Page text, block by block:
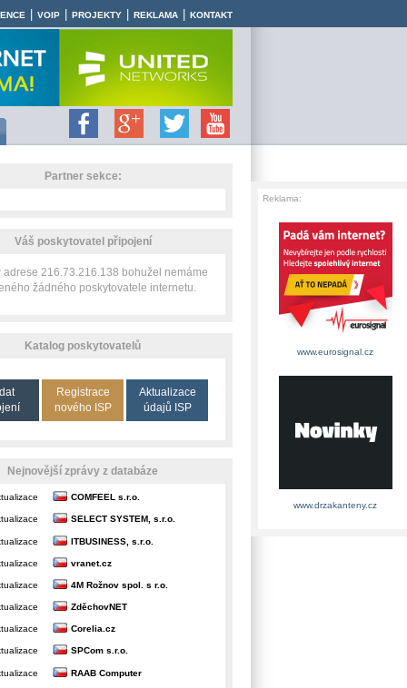
VOIP PROJEKTY REKLAMA KONTAKT
Partner sekce:
Váš poskytovatel připojení
adrese 216.73.216.138 bohužel nemáme
žádného poskytovatele internetu.
Katalog poskytovatelů
Registrace
nového ISP
Aktualizace
údajů ISP
Nejnovější zprávy z databáze
COMFEEL s.r.o.
SELECT SYSTEM, s.r.o.
ITBUSINESS, s.r.o.
vranet.cz
4M Rožnov spol. s r.o.
ZděchovNET
Corelia.cz
SPCom s.r.o.
RAAB Computer
Reklama:
www.eurosignal.cz
www.drzakanteny.cz